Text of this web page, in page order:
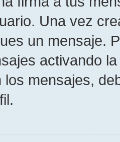
Una vez
un mensaje.
activando
los mensajes,